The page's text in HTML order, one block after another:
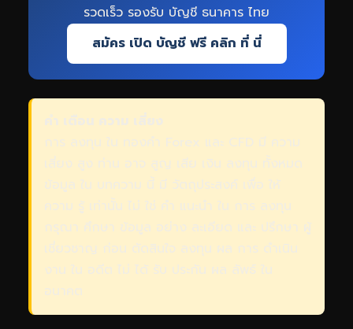
รวดเร็ว รองรับ บัญชี ธนาคาร ไทย
สมัคร เปิด บัญชี ฟรี คลิก ที่ นี่
คำ เตือน ความ เสี่ยง
การ ลงทุน ใน ทองคำ Forex และ CFD มี ความ
เสี่ยง สูง ท่าน อาจ สูญ เสีย เงิน ลงทุน ทั้งหมด
ข้อมูล ใน บทความ นี้ มี วัตถุประสงค์ เพื่อ ให้
ความ รู้ เท่านั้น ไม่ ใช่ คำ แนะนำ ใน การ ลงทุน
กรุณา ศึกษา ข้อมูล อย่าง ละเอียด และ ปรึกษา ผู้
เชี่ยวชาญ ก่อน ตัดสินใจ ลงทุน ผล การ ดำเนิน
งาน ใน อดีต ไม่ ได้ รับ ประกัน ผล ลัพธ์ ใน
อนาคต